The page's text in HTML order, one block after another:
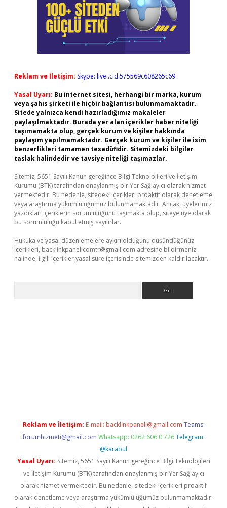
Reklam ve İletişim: Skype: live:.cid.575569c608265c69
Yasal Uyarı: Bu internet sitesi, herhangi bir marka, kurum
veya şahıs şirketi ile hiçbir bağlantısı bulunmamaktadır.
Sitede yalnızca kendi hazırladığımız makaleler
paylaşılmaktadır. Burada yer alan içerikler haber niteliği
taşımamakta olup, gerçek kurum ve kişiler hakkında
paylaşım yapılmamaktadır. Gerçek kurum ve kişiler ile isim
benzerlikleri tamamen tesadüfidir. Sitemizdeki bilgiler
taslak halindedir ve tavsiye niteliği taşımazlar.
Sitemiz, 5651 Sayılı Kanun gereğince Bilgi Teknolojileri ve İletişim
Kurumu (BTK) tarafından onaylanmış bir Yer Sağlayıcı olarak hizmet
vermektedir. Bu nedenle, sitedeki içerikleri proaktif olarak denetleme
veya araştırma yükümlülüğümüz bulunmamaktadır. Ancak, üyelerimiz
yazdıkları içeriklerin sorumluluğunu taşımakta olup, siteye üye olarak
bu sorumluluğu kabul etmiş sayılırlar.
Hukuka ve yasal düzenlemelere aykırı olduğunu düşündüğünüz
içerikleri, backlinkpanelicomtr@gmail.com adresine bildirmeniz
halinde, ilgili içerikler yasal süre içerisinde sitemizden kaldırılacaktır.
Reklam ve İletişim: E-mail: backlinkpaneli@gmail.com Teams:
forumhizmeti@gmail.com Whatsapp: 0262 606 0 726 Telegram:
@karabul
Yasal Uyarı: Sitemiz, 5651 Sayılı Kanun gereğince Bilgi Teknolojileri
ve İletişim Kurumu (BTK) tarafından onaylanmış bir Yer Sağlayıcı
olarak hizmet vermektedir. Bu nedenle, sitedeki içerikleri proaktif
olarak denetleme veya araştırma yükümlülüğümüz bulunmamaktadır.